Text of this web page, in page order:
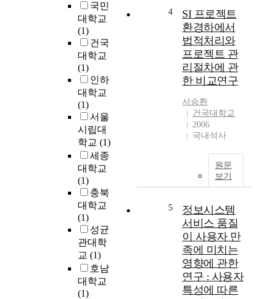
국민
대학교
(1)
건국
대학교
(1)
인하
대학교
(1)
서울
시립대
학교 (1)
세종
대학교
(1)
충북
대학교
(1)
성균
관대학
교 (1)
호남
대학교
(1)
n
k
4
SI 프로젝트
환경하에서
법적처리와
프로젝트 관
리절차에 관
한 비교연구
서승환
건국대학교
2006
국내석사
원문
보기
5
정보시스템
서비스 품질
이 사용자 만
족에 미치는
영향에 관한
연구 : 사용자
특성에 따른